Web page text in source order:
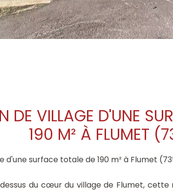
DE VILLAGE D'UNE
190 M² À FLUMET
d'une surface totale de 190 m² à Flumet
du cœur du village de Flumet,